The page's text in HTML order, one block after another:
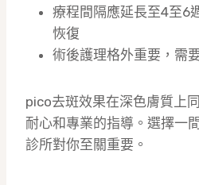
療程間隔應延長至4至6
恢復
術後護理格外重要，需
pico去斑效果在深色膚質上
耐心和專業的指導。選擇一
診所對你至關重要。